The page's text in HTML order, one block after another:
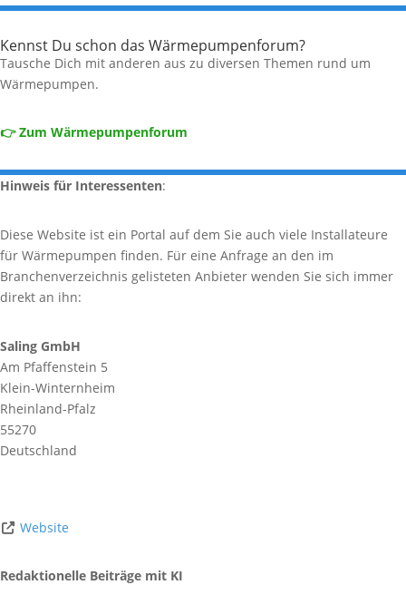
Kennst Du schon das Wärmepumpenforum?
Tausche Dich mit anderen aus zu diversen Themen rund um
Wärmepumpen.
👉 Zum Wärmepumpenforum
Hinweis für Interessenten:
Diese Website ist ein Portal auf dem Sie auch viele Installateure
für Wärmepumpen finden. Für eine Anfrage an den im
Branchenverzeichnis gelisteten Anbieter wenden Sie sich immer
direkt an ihn:
Saling GmbH
Am Pfaffenstein 5
Klein-Winternheim
Rheinland-Pfalz
55270
Deutschland
Website
Redaktionelle Beiträge mit KI